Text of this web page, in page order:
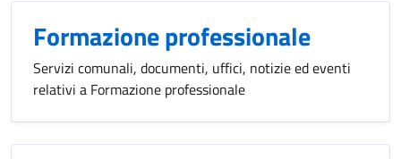
Formazione professionale
Servizi comunali, documenti, uffici, notizie ed eventi
relativi a Formazione professionale